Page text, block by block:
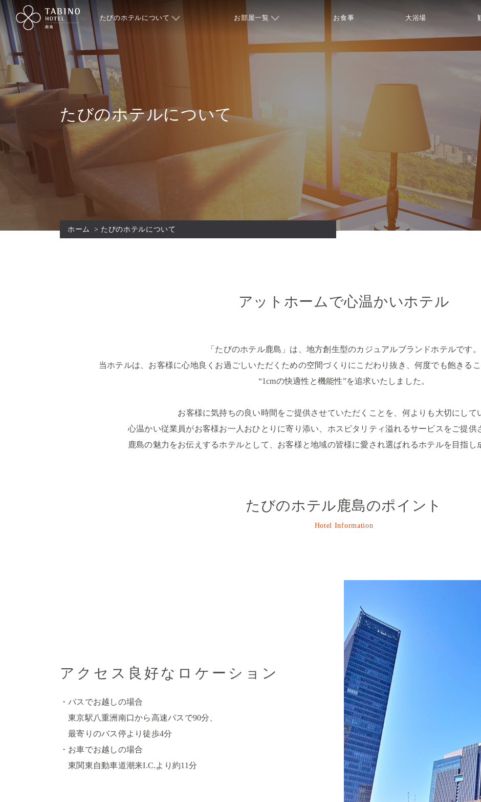
たびのホテルについて お部屋一覧 お食事 大浴場
たびのホテルについて
ホーム > たびのホテルについて
アットホームで心温かいホテル
「たびのホテル鹿島」は、地方創生型のカジュアルブランドホテルです。
当ホテルは、お客様に心地良くお過ごしいただくための空間づくりにこだわり抜き、何度でも飽きる
“1cmの快適性と機能性”を追求いたしました。
お客様に気持ちの良い時間をご提供させていただくことを、何よりも大切にして
心温かい従業員がお客様お一人おひとりに寄り添い、ホスピタリティ溢れるサービスをご提供
鹿島の魅力をお伝えするホテルとして、お客様と地域の皆様に愛され選ばれるホテルを目指し
たびのホテル鹿島のポイント
Hotel Information
アクセス良好なロケーション
・バスでお越しの場合
東京駅八重洲南口から高速バスで90分、
最寄りのバス停より徒歩4分
・お車でお越しの場合
東関東自動車道潮来I.C.より約11分